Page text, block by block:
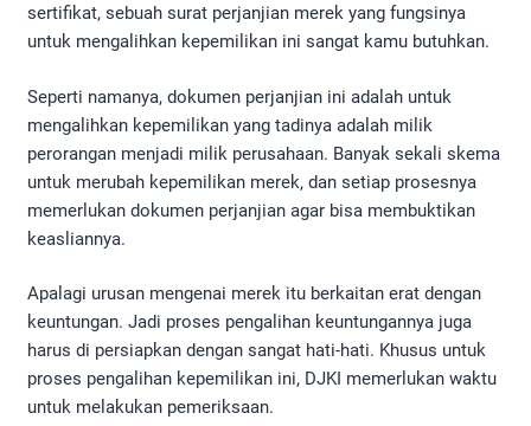
sertifikat, sebuah surat perjanjian merek yang fungsinya
untuk mengalihkan kepemilikan ini sangat kamu butuhkan.
Seperti namanya, dokumen perjanjian ini adalah untuk
mengalihkan kepemilikan yang tadinya adalah milik
perorangan menjadi milik perusahaan. Banyak sekali skema
untuk merubah kepemilikan merek, dan setiap prosesnya
memerlukan dokumen perjanjian agar bisa membuktikan
keasliannya.
Apalagi urusan mengenai merek itu berkaitan erat dengan
keuntungan. Jadi proses pengalihan keuntungannya juga
harus di persiapkan dengan sangat hati-hati. Khusus untuk
proses pengalihan kepemilikan ini, DJKI memerlukan waktu
untuk melakukan pemeriksaan.